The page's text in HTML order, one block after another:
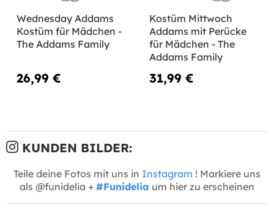
Wednesday Addams
Kostüm für Mädchen -
The Addams Family
26,99 €
Kostüm Mittwoch
Addams mit Perücke
für Mädchen - The
Addams Family
31,99 €
KUNDEN BILDER:
Teile deine Fotos mit uns in Instagram ! Markiere uns
als @funidelia + #Funidelia um hier zu erscheinen